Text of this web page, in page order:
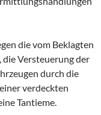
die vom Beklagten
Versteuerung der
durch die
verdeckten
Tantieme.